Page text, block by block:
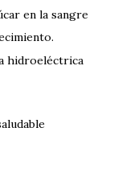
en la sangre
hidroeléctrica